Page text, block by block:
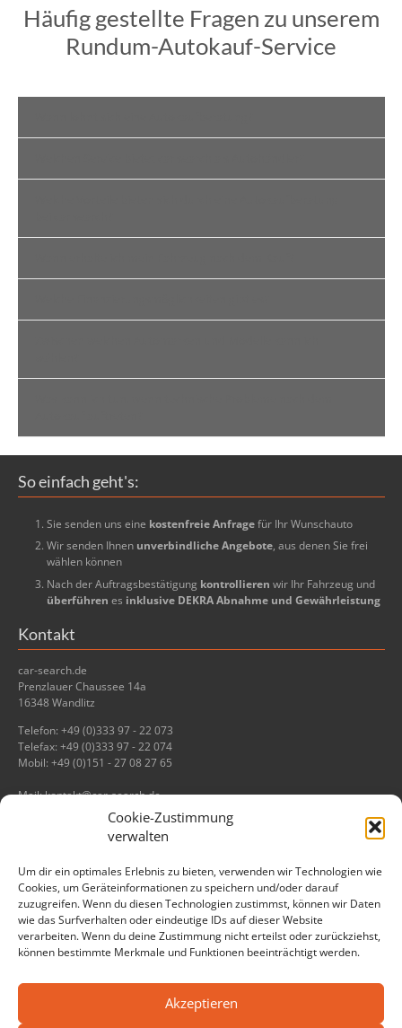
Cookie-Zustimmung
verwalten
Um dir ein optimales Erlebnis zu bieten, verwenden wir Technologien wie
Cookies, um Geräteinformationen zu speichern und/oder darauf
zuzugreifen. Wenn du diesen Technologien zustimmst, können wir Daten
wie das Surfverhalten oder eindeutige IDs auf dieser Website
verarbeiten. Wenn du deine Zustimmung nicht erteilst oder zurückziehst,
können bestimmte Merkmale und Funktionen beeinträchtigt werden.
Akzeptieren
Häufig gestellte Fragen zu unserem
Rundum-Autokauf-Service
So einfach geht's:
Sie senden uns eine kostenfreie Anfragefür Ihr Wunschauto
Wir senden Ihnen unverbindliche Angebote, aus denen Sie frei
wählen können
Nach der Auftragsbestätigung kontrollieren wir Ihr Fahrzeug und
überführen es inklusive DEKRA Abnahme und Gewährleistung
Kontakt
car-search.de
Prenzlauer Chaussee 14a
16348 Wandlitz
Telefon: +49 (0)333 97 - 22 073
Telefax: +49 (0)333 97 - 22 074
Mobil: +49 (0)151 - 27 08 27 65
Mail: kontakt@car-search.de
Informationen
Impressum
Datenschutz